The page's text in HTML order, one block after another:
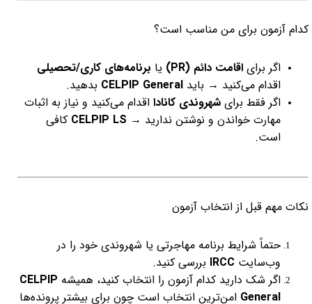
کدام آزمون برای من مناسب است؟
اگر برایاقامت دائم (PR) یا برنامه‌های کاری/تحصیلی
اقدام می‌کنید → بایدCELPIP General بدهید.
اگر فقط برایشهروندی کانادا اقدام می‌کنید و نیاز به اثبات
مهارت خواندن و نوشتن ندارید → CELPIP LS کافی
است.
نکات مهم قبل از انتخاب آزمون
حتماً شرایط برنامه مهاجرتی یا شهروندی خود را در
وب‌سایت IRCC بررسی کنید.
اگر شک دارید کدام آزمون را انتخاب کنید، همیشه CELPIP
General امن‌ترین انتخاب است چون برای بیشتر پرونده‌ها